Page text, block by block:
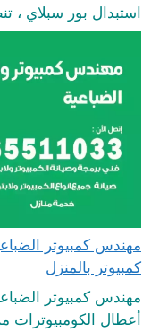
استبدال بور سبلاي ،
كمبيوتر بالمنزل
مهندس كمبيوتر
أعطال الكومبيوترات